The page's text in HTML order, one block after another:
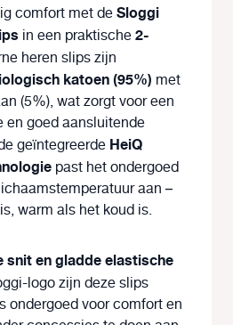
comfort met deSloggi
in een praktische2-
heren slips zijn
katoen (95%) met
(5%), wat zorgt voor een
en goed aansluitende
geïntegreerdeHeiQ
past het ondergoed
aan –
warm als het koud is.
snit en gladde elastische
logo zijn deze slips
ondergoed voor comfort en